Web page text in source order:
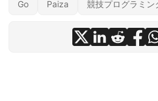
Go Paiza 競技プログラミン